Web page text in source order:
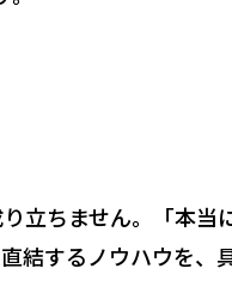
立ちません。「本
結するノウハウを、